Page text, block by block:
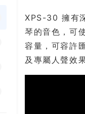
XPS-30 擁有
琴的音色，可
容量，可容許
及專屬人聲效